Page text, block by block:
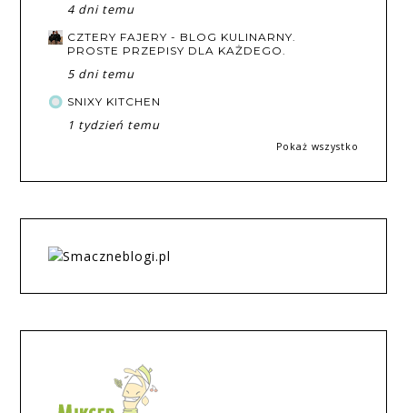
4 dni temu
CZTERY FAJERY - BLOG KULINARNY.
PROSTE PRZEPISY DLA KAŻDEGO.
5 dni temu
SNIXY KITCHEN
1 tydzień temu
Pokaż wszystko